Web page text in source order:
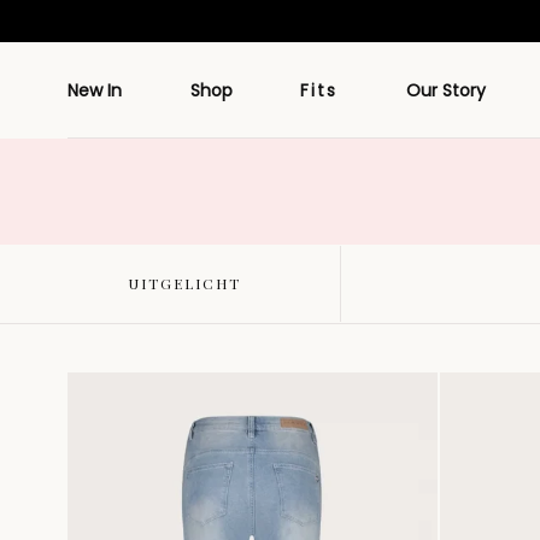
naar artikel
New In
Shop Fits Our Story
UITGELICHT